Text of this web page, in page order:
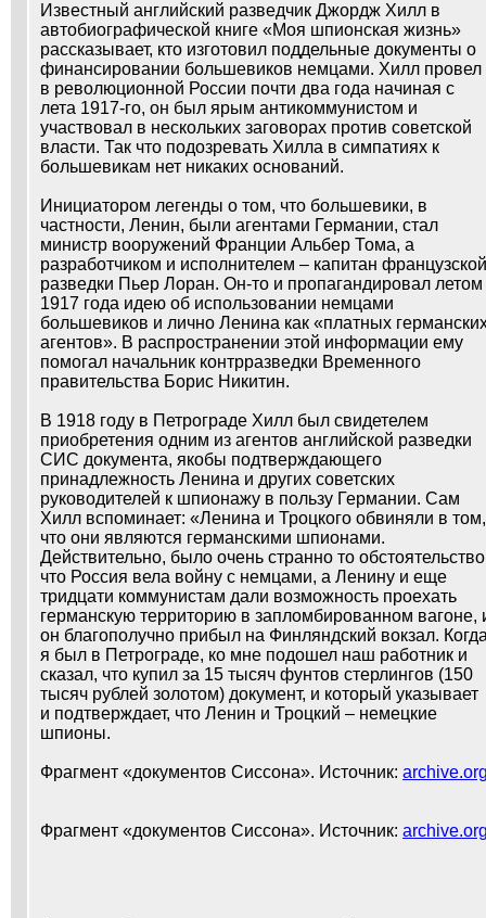
Известный английский разведчик Джордж Хилл в
автобиографической книге «Моя шпионская жизнь»
рассказывает, кто изготовил поддельные документы о
финансировании большевиков немцами. Хилл провел
в революционной России почти два года начиная с
лета 1917-го, он был ярым антикоммунистом и
участвовал в нескольких заговорах против советской
власти. Так что подозревать Хилла в симпатиях к
большевикам нет никаких оснований.
Инициатором легенды о том, что большевики, в
частности, Ленин, были агентами Германии, стал
министр вооружений Франции Альбер Тома, а
разработчиком и исполнителем – капитан французской
разведки Пьер Лоран. Он-то и пропагандировал летом
1917 года идею об использовании немцами
большевиков и лично Ленина как «платных
агентов». В распространении этой информации ему
помогал начальник контрразведки Временного
правительства Борис Никитин.
В 1918 году в Петрограде Хилл был свидетелем
приобретения одним из агентов английской разведки
СИС документа, якобы подтверждающего
принадлежность Ленина и других советских
руководителей к шпионажу в пользу Германии. Сам
Хилл вспоминает: «Ленина и Троцкого обвиняли в том,
что они являются германскими шпионами.
Действительно, было очень странно то
что Россия вела войну с немцами, а Ленину и еще
тридцати коммунистам дали возможность проехать
германскую территорию в запломбированном вагоне,
он благополучно прибыл на Финляндский вокзал.
я был в Петрограде, ко мне подошел наш работник и
сказал, что купил за 15 тысяч фунтов стерлингов (150
тысяч рублей золотом) документ, и который указывает
и подтверждает, что Ленин и Троцкий – немецкие
шпионы.
Фрагмент «документов Сиссона». Источник:
Фрагмент «документов Сиссона». Источник: